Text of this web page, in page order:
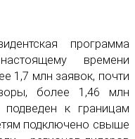
программа
времени
1,7 млн заявок, почти
более 1,46 млн
к границам
подключено свыше